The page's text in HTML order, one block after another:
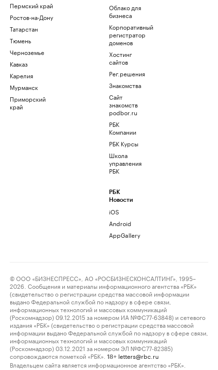
Пермский край
Ростов-на-Дону
Татарстан
Тюмень
Черноземье
Кавказ
Карелия
Мурманск
Приморский
край
Облако для
бизнеса
Корпоративный
регистратор
доменов
Хостинг
сайтов
Рег.решения
Знакомства
Сайт
знакомств
podbor.ru
РБК
Компании
РБК Курсы
Школа
управления
РБК
РБК
Новости
iOS
Android
AppGallery
© ООО «БИЗНЕСПРЕСС», АО «РОСБИЗНЕСКОНСАЛТИНГ», 1995–
2026. Сообщения и материалы информационного агентства «РБК»
(свидетельство о регистрации средства массовой информации
выдано Федеральной службой по надзору в сфере связи,
информационных технологий и массовых коммуникаций
(Роскомнадзор) 09.12.2015 за номером ИА №ФС77-63848) и сетевого
издания «РБК» (свидетельство о регистрации средства массовой
информации выдано Федеральной службой по надзору в сфере связи,
информационных технологий и массовых коммуникаций
(Роскомнадзор) 03.12.2021 за номером ЭЛ №ФС77-82385)
сопровождаются пометкой «РБК».
18+ letters@rbc.ru
Владельцем сайта является информационное агентство «РБК».